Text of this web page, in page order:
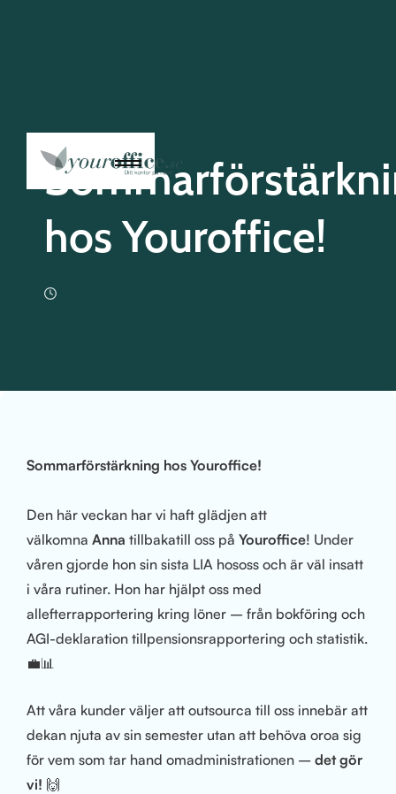
hos Youroffice!
Sommarförstärkning hos Youroffice!
Den här veckan har vi haft glädjen att
välkomna Anna tillbakatill oss på Youroffice! Under
våren gjorde hon sin sista LIA hososs och är väl insatt
i våra rutiner. Hon har hjälpt oss med
allefterrapportering kring löner – från bokföring och
AGI-deklaration tillpensionsrapportering och statistik.
💼📊
Att våra kunder väljer att outsourca till oss innebär att
dekan njuta av sin semester utan att behöva oroa sig
för vem som tar hand omadministrationen – det gör
vi! 🙌